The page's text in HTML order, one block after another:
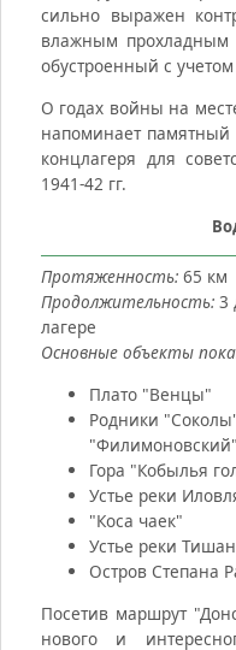
сильно выражен
влажным прохладным
обустроенный с
О годах войны на
напоминает памятный
концлагеря для
1941-42 гг.
Протяженность: 65 км
Продолжительность: 3
лагере
Основные объекты
Плато "Венцы"
Родники
"Филимоновский"
Гора "Кобылья
Устье реки
"Коса чаек"
Устье реки
Остров Степана
Посетив маршрут
нового и